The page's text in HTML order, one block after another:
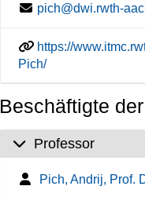
pich@dwi.rwth-
https://
Pich/
Beschäftigte
Professor
Pich, Andrij, Prof.